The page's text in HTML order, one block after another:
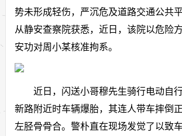
势未形成轻伤，严沉危及道路交通公共
从静安查察院获悉，近日，该院以危险
安功对周小某核准拘系。
近日，闪送小哥穆先生骑行电动自
新路附近时车辆爆胎，其连人带车摔倒
左胫骨骨合。警朴直在现场发觉了以致